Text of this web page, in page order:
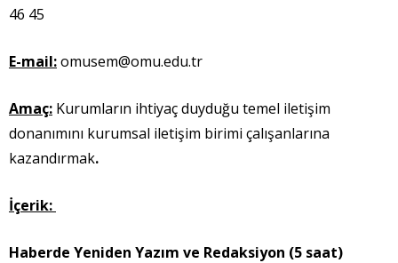
46 45
E-mail:omusem@omu.edu.tr
Amaç: Kurumların ihtiyaç duyduğu temel iletişim
donanımını kurumsal iletişim birimi çalışanlarına
kazandırmak.
İçerik:
Haberde Yeniden Yazım ve Redaksiyon (5 saat)